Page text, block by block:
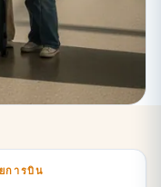
การบิน